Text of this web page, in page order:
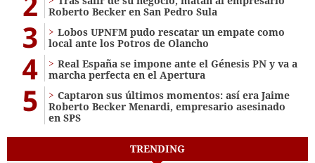
Roberto Becker en San Pedro Sula
3
Lobos UPNFM pudo rescatar un empate como
local ante los Potros de Olancho
4
Real España se impone ante el Génesis PN y va a
marcha perfecta en el Apertura
5
Captaron sus últimos momentos: así era Jaime
Roberto Becker Menardi​​​, empresario asesinado
en SPS
TRENDING